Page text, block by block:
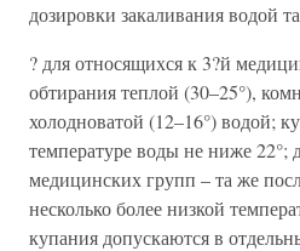
дозировки закаливания водой
? для относящихся к 3?й
обтирания теплой (30–25°),
холодноватой (12–16°) водой;
температуре воды не ниже 22°;
медицинских групп – та же
несколько более низкой
купания допускаются в